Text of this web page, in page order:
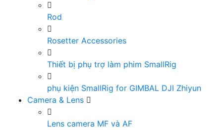
Rod
Rosetter Accessories
Thiết bị phụ trợ làm phim SmallRig
phụ kiện SmallRig for GIMBAL DJI Zhiyun
Camera & Lens
Lens camera MF và AF